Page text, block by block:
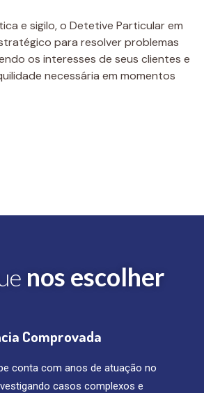
e sigilo, o Detetive Particular em
para resolver problemas
os interesses de seus clientes e
necessária em momentos
nos escolher
Comprovada
conta com anos de atuação no
casos complexos e